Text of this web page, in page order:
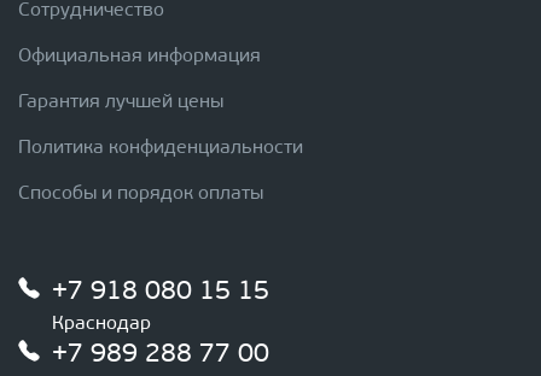
Сотрудничество
Официальная информация
Гарантия лучшей цены
Политика конфиденциальности
Способы и порядок оплаты
+7 918 080 15 15
Краснодар
+7 989 288 77 00